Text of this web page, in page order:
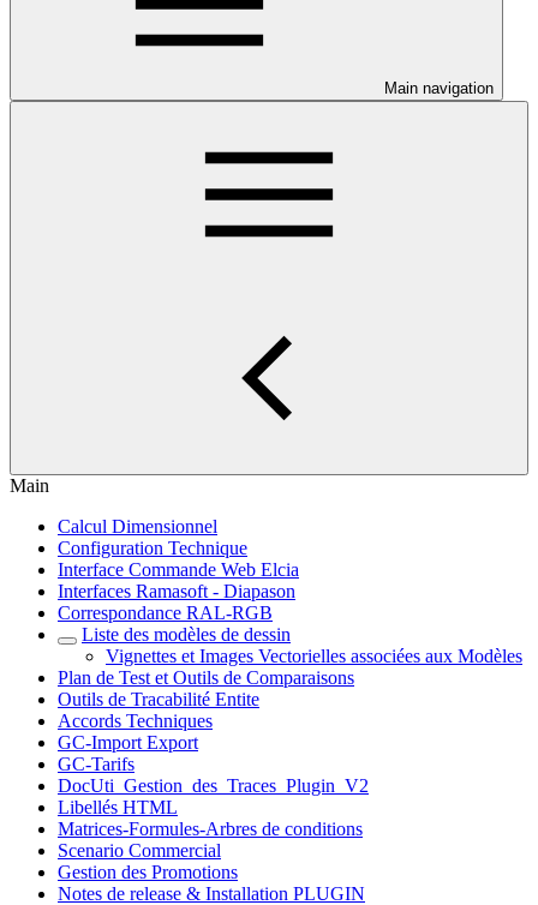
Main navigation
Main
Calcul Dimensionnel
Configuration Technique
Interface Commande Web Elcia
Interfaces Ramasoft - Diapason
Correspondance RAL-RGB
Liste des modèles de dessin
Vignettes et Images Vectorielles associées aux Modèles
Plan de Test et Outils de Comparaisons
Outils de Tracabilité Entite
Accords Techniques
GC-Import Export
GC-Tarifs
DocUti_Gestion_des_Traces_Plugin_V2
Libellés HTML
Matrices-Formules-Arbres de conditions
Scenario Commercial
Gestion des Promotions
Notes de release & Installation PLUGIN